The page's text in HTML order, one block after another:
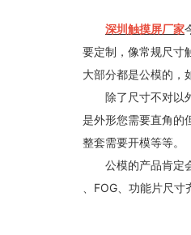
深圳触摸屏厂家
要定制，像常规尺寸
大部分都是公模的，
除了尺寸不对以外
是外形您需要直角的
整套需要开模等等。
公模的产品肯定会
、FOG、功能片尺